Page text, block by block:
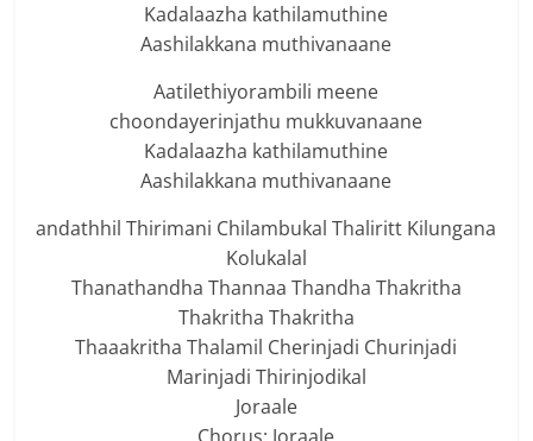
Kadalaazha kathilamuthine
Aashilakkana muthivanaane
Aatilethiyorambili meene
choondayerinjathu mukkuvanaane
Kadalaazha kathilamuthine
Aashilakkana muthivanaane
andathhil Thirimani Chilambukal Thaliritt Kilungana
Kolukalal
Thanathandha Thannaa Thandha Thakritha
Thakritha Thakritha
Thaaakritha Thalamil Cherinjadi Churinjadi
Marinjadi Thirinjodikal
Joraale